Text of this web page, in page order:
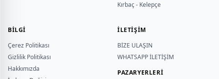
Kırbaç - Kelepçe
BILGI
Çerez Politikası
Gizlilik Politikası
Hakkımızda
İLETİŞİM
BİZE ULAŞIN
WHATSAPP İLETİŞİM
PAZARYERLERİ